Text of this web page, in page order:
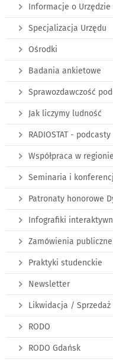
Informacje o Urzędzie
Specjalizacja Urzędu
Ośrodki
Badania ankietowe
Sprawozdawczość
Jak liczymy ludność
RADIOSTAT - podcasty
Współpraca w regionie
Seminaria i
Patronaty honorowe
Infografiki
Zamówienia publiczne
Praktyki studenckie
Newsletter
Likwidacja /
RODO
RODO Gdańsk